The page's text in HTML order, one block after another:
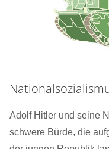
Adolf Hitler und seine
schwere Bürde, die